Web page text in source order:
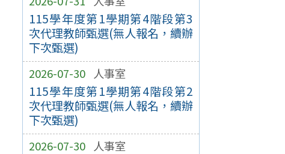
115學年度第1學期第4階段第3
次代理教師甄選(無人報名，續辦
下次甄選)
2026-07-30 人事室
115學年度第1學期第4階段第2
次代理教師甄選(無人報名，續辦
下次甄選)
2026-07-30 人事室